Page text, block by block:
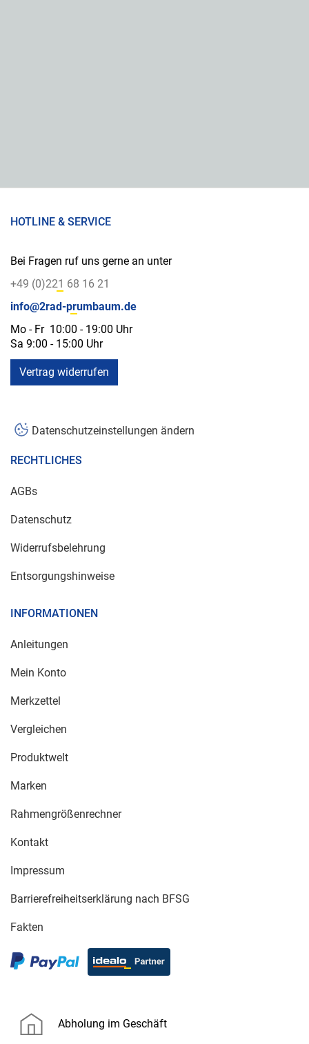
HOTLINE & SERVICE
Bei Fragen ruf uns gerne an unter
+49 (0)221 68 16 21
info@2rad-prumbaum.de
Mo - Fr 10:00 - 19:00 Uhr
Sa 9:00 - 15:00 Uhr
Vertrag widerrufen
Datenschutzeinstellungen ändern
RECHTLICHES
AGBs
Datenschutz
Widerrufsbelehrung
Entsorgungshinweise
INFORMATIONEN
Anleitungen
Mein Konto
Merkzettel
Vergleichen
Produktwelt
Marken
Rahmengrößenrechner
Kontakt
Impressum
Barrierefreiheitserklärung nach BFSG
Fakten
Abholung im Geschäft